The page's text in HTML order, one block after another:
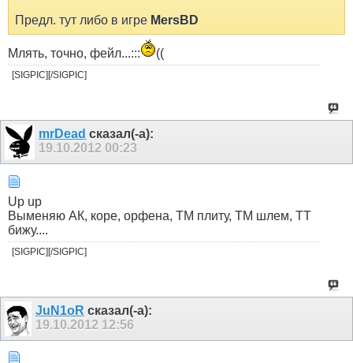
Предл. тут либо в игре MersBD
Млять, точно, фейл...::: ((
[SIGPIC][/SIGPIC]
mrDead сказал(-а):
19.10.2012 00:23
Up up
Выменяю АК, коре, орфена, ТМ плиту, ТМ шлем, ТТ
бижу....
[SIGPIC][/SIGPIC]
JuN1oR сказал(-а):
19.10.2012 12:56